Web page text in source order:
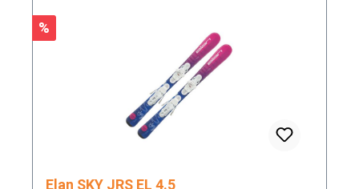
Rabatt
%
Elan SKY JRS EL 4.5